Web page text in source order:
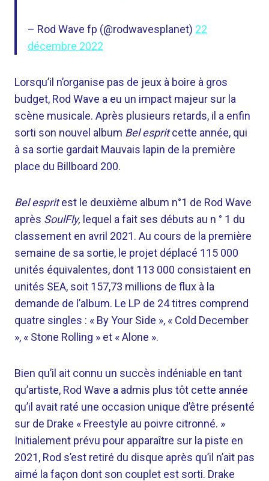
– Rod Wave fp (@rodwavesplanet) 22
décembre 2022
Lorsqu’il n’organise pas de jeux à boire à gros
budget, Rod Wave a eu un impact majeur sur la
scène musicale. Après plusieurs retards, il a enfin
sorti son nouvel album Bel espritcette année, qui
à sa sortie gardait Mauvais lapin de la première
place du Billboard 200.
Bel espritest le deuxième album n°1 de Rod Wave
après SoulFly, lequel a fait ses débuts au n ° 1 du
classement en avril 2021. Au cours de la première
semaine de sa sortie, le projet déplacé 115 000
unités équivalentes, dont 113 000 consistaient en
unités SEA, soit 157,73 millions de flux à la
demande de l’album. Le LP de 24 titres comprend
quatre singles : « By Your Side », « Cold December
», « Stone Rolling » et « Alone ».
Bien qu’il ait connu un succès indéniable en tant
qu’artiste, Rod Wave a admis plus tôt cette année
qu’il avait raté une occasion unique d’être présenté
sur de Drake « Freestyle au poivre citronné. »
Initialement prévu pour apparaître sur la piste en
2021, Rod s’est retiré du disque après qu’il n’ait pas
aimé la façon dont son couplet est sorti. Drake